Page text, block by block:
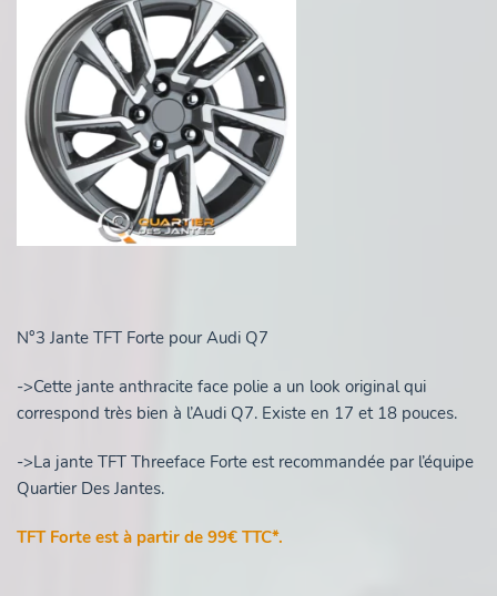
N°3 Jante TFT Forte pour Audi Q7
->Cette jante anthracite face polie a un look original qui
correspond très bien à l’Audi Q7. Existe en 17 et 18 pouces.
->La jante TFT Threeface Forte est recommandée par l’équipe
Quartier Des Jantes.
TFT Forte est à partir de 99€ TTC*.